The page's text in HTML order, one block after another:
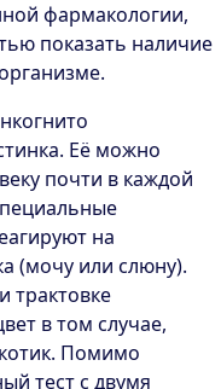
фармакологии,
показать наличие
Её можно
почти в каждой
на
(мочу или слюну).
трактовке
в том случае,
Помимо
тест с двумя